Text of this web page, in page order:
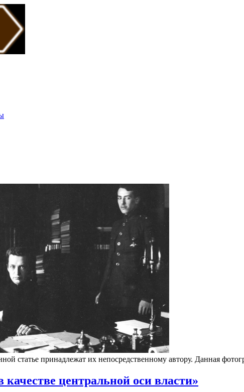
статье принадлежат их непосредственному автору. Данная
качестве центральной оси власти»